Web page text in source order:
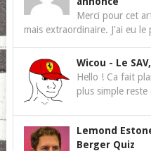
Merci pour cet
mais extraordinaire. J'ai eu le
Wicou - Le
Hello ! Ca fait
plus simple reste
Lemond
Berger Quiz